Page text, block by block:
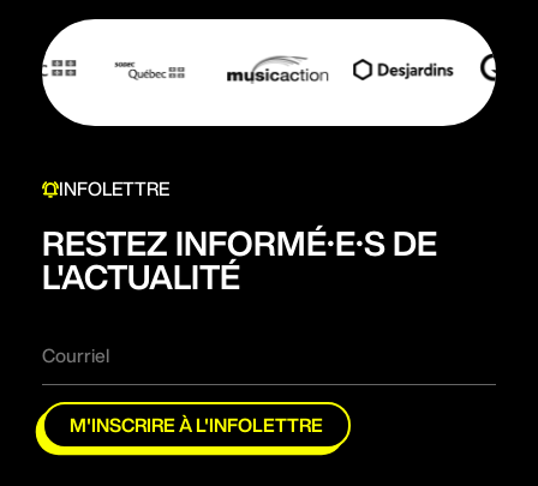
INFOLETTRE
RESTEZ INFORMÉ·E·S DE
L'ACTUALITÉ
M'INSCRIRE À L'INFOLETTRE